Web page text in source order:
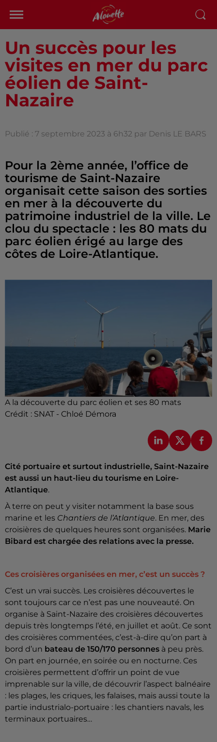
Un succès pour les
visites en mer du parc
éolien de Saint-
Nazaire
Publié : 7 septembre 2023 à 6h32 par Denis LE BARS
Pour la 2ème année, l’office de
tourisme de Saint-Nazaire
organisait cette saison des sorties
en mer à la découverte du
patrimoine industriel de la ville. Le
clou du spectacle : les 80 mats du
parc éolien érigé au large des
côtes de Loire-Atlantique.
A la découverte du parc éolien et ses 80 mats
Crédit : SNAT - Chloé Démora
Cité portuaire et surtout industrielle, Saint-Nazaire
est aussi un haut-lieu du tourisme en Loire-
Atlantique.
À terre on peut y visiter notamment la base sous
marine et les Chantiers de l’Atlantique. En mer, des
croisières de quelques heures sont organisées. Marie
Bibard est chargée des relations avec la presse.
Ces croisières organisées en mer, c’est un succès ?
C’est un vrai succès. Les croisières découvertes le
sont toujours car ce n’est pas une nouveauté. On
organise à Saint-Nazaire des croisières découvertes
depuis très longtemps l’été, en juillet et août. Ce sont
des croisières commentées, c’est-à-dire qu’on part à
bord d’un bateau de 150/170 personnes à peu près.
On part en journée, en soirée ou en nocturne. Ces
croisières permettent d’offrir un point de vue
imprenable sur la ville, de découvrir l’aspect balnéaire
: les plages, les criques, les falaises, mais aussi toute la
partie industrialo-portuaire : les chantiers navals, les
terminaux portuaires…